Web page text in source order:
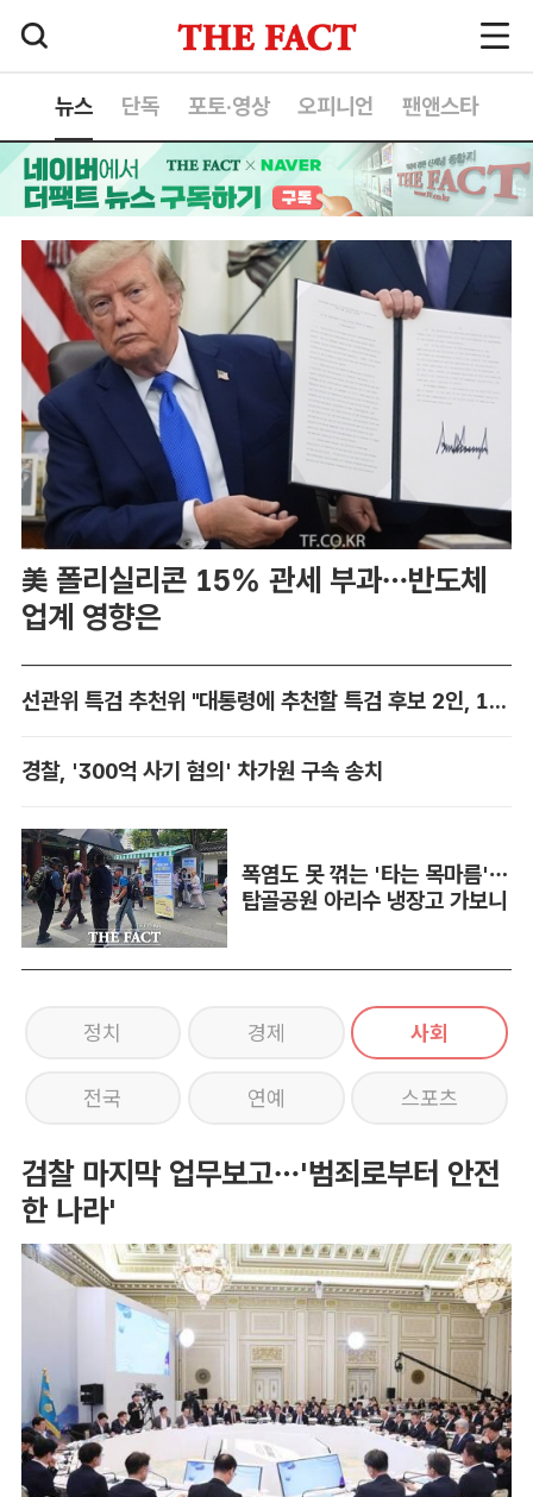
뉴스 단독 포토·영상 오피니언 팬앤스타
美 폴리실리콘 15% 관세 부과…반도체
업계 영향은
선관위 특검 추천위 "대통령에 추천할 특검 후보 2인, 14일 확정"
경찰, '300억 사기 혐의' 차가원 구속 송치
폭염도 못 꺾는 '타는 목마름'…
탑골공원 아리수 냉장고 가보니
정치 경제 사회
전국 연예 스포츠
검찰 마지막 업무보고…'범죄로부터 안전
한 나라'